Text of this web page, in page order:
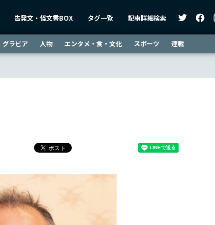
告発文・怪文書BOX タグ一覧 記事詳細検索
グラビア 人物 エンタメ・食・文化 スポーツ 連載